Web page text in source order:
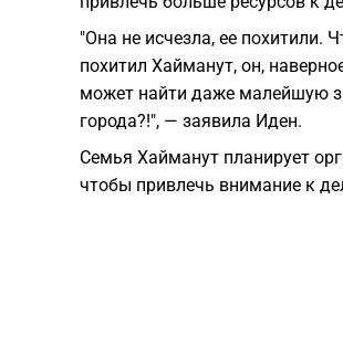
"Она не исчезла, ее похитили.
похитил Хайманут, он,
может найти даже малейшую
города?!", — заявила Иден.
Семья Хайманут планирует
чтобы привлечь внимание к